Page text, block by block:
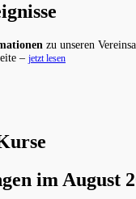
zu unseren
– jetzt lesen
im August